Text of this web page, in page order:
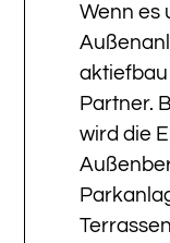
Wenn es
aktiefbau
Partner.
wird die